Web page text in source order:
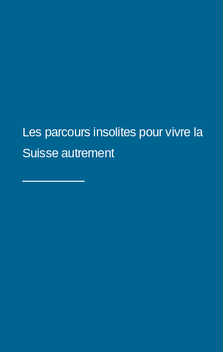
Les parcours insolites pour vivre la
Suisse autrement